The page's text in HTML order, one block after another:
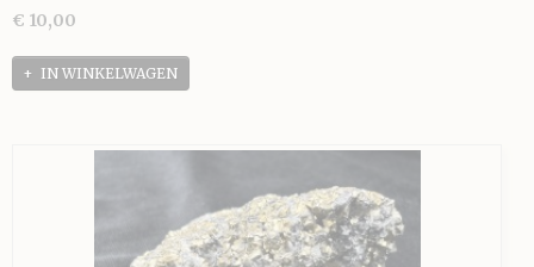
€ 10,00
IN WINKELWAGEN